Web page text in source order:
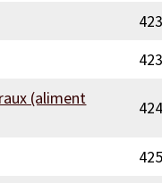
423
423
(aliment
424
425